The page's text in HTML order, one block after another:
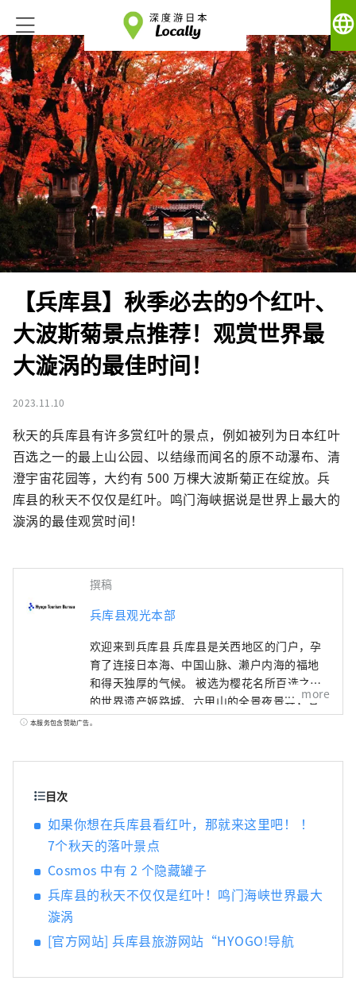
language
【兵库县】秋季必去的9个红叶、
大波斯菊景点推荐！观赏世界最
大漩涡的最佳时间！
2023.11.10
秋天的兵库县有许多赏红叶的景点，例如被列为日本红叶
百选之一的最上山公园、以结缘而闻名的原不动瀑布、清
澄宇宙花园等，大约有 500 万棵大波斯菊正在绽放。兵
库县的秋天不仅仅是红叶。鸣门海峡据说是世界上最大的
漩涡的最佳观赏时间！
撰稿
兵库县观光本部
欢迎来到兵库县 兵库县是关西地区的门户，孕
育了连接日本海、中国山脉、濑户内海的福地
和得天独厚的气候。 被选为樱花名所百选之一
的世界遗产姬路城、六甲山的全景夜景等，有
许多令人惊叹的美景。 世界闻名的神户品牌
鸣声、夏季各地举办的烟火大会的动感声音
等，您可以听到令人难忘的声音。 在县内的药
草园和植物园中，四季皆有的药草和花草的温
觉、味觉、触觉、听觉、嗅觉五种感官的兵库
more
本服务包含赞助广告。
目次
如果你想在兵库县看红叶，那就来这里吧！ ！
7个秋天的落叶景点
Cosmos 中有 2 个隐藏罐子
兵库县的秋天不仅仅是红叶！鸣门海峡世界最大
漩涡
[官方网站] 兵库县旅游网站“HYOGO!导航